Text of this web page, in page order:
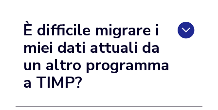
È difficile migrare i
miei dati attuali da
un altro programma
a TIMP?